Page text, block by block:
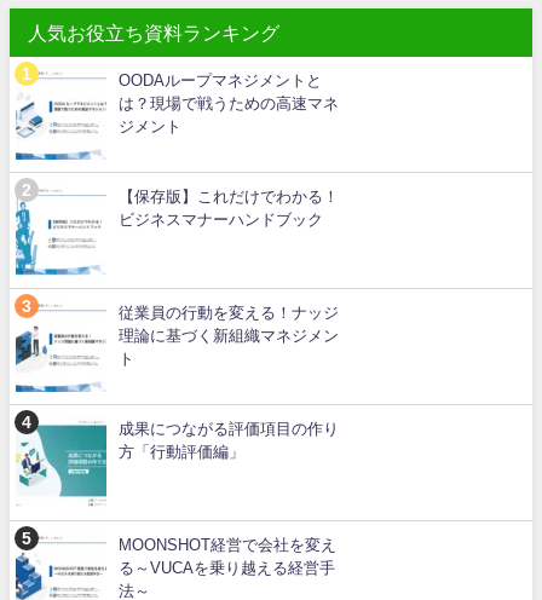
人気お役立ち資料ランキング
OODAループマネジメントと
は？現場で戦うための高速マネ
ジメント
【保存版】これだけでわかる！
ビジネスマナーハンドブック
従業員の行動を変える！ナッジ
理論に基づく新組織マネジメン
ト
成果につながる評価項目の作り
方「行動評価編」
MOONSHOT経営で会社を変え
る～VUCAを乗り越える経営手
法～